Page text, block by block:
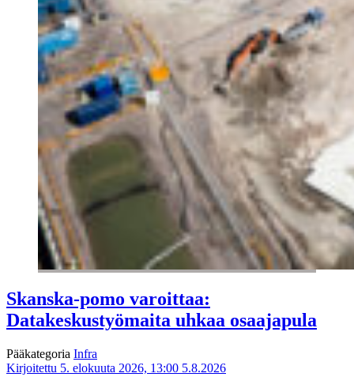
Skanska-pomo varoittaa:
Datakeskustyömaita uhkaa osaajapula
Pääkategoria Infra
Kirjoitettu 5. elokuuta 2026, 13:00 5.8.2026